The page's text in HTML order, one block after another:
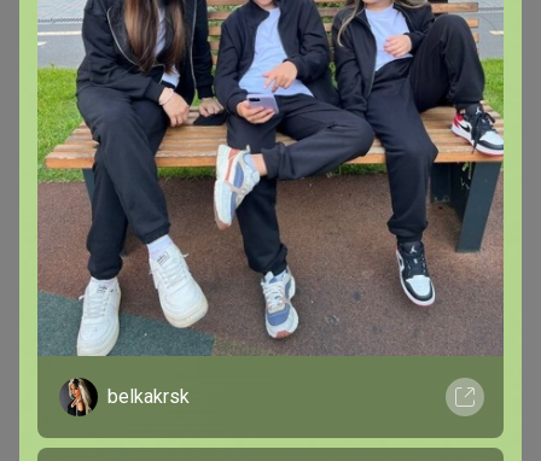
В теме " Пижамы от 99 руб! Тунички домашние от
230 руб! Ассортимент пополняю"
5 сентября, 2025 21:51
katrinka111 , когда будет развоз по цр?
lessik
Виртуоз СП
В теме " Пижамы от 99 руб! Тунички домашние от
230 руб! Ассортимент пополняю"
belkakrsk